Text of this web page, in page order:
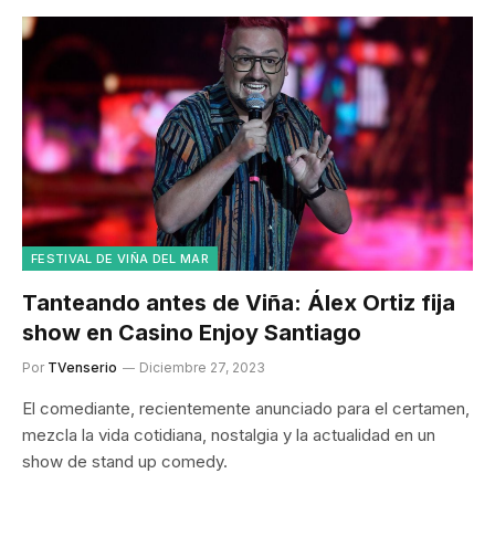
FESTIVAL DE VIÑA DEL MAR
Tanteando antes de Viña: Álex Ortiz fija
show en Casino Enjoy Santiago
Por TVenserio Diciembre 27, 2023
El comediante, recientemente anunciado para el certamen,
mezcla la vida cotidiana, nostalgia y la actualidad en un
show de stand up comedy.